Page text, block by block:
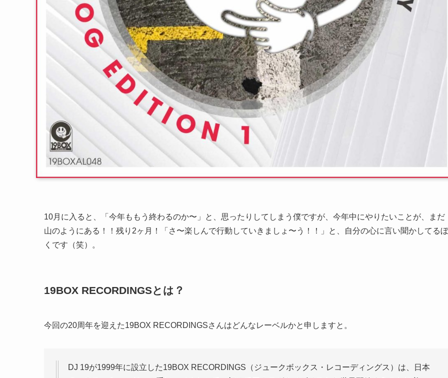
10月に入ると、「今年ももう終わるのか〜」と、思ったりしてしまう僕ですが、今年中にやりたいことが、まだ
山のようにある！！残り2ヶ月！「さ〜楽しんで行動していきましょ〜う！！」と、自分の心に言い聞かしてるぼ
くです（笑）。
19BOX RECORDINGSとは？
今回の20周年を迎えた19BOX RECORDINGSさんはどんなレーベルかと申しますと。
DJ 19が1999年に設立した19BOX RECORDINGS（ジュークボックス・レコーディングス）は、日本